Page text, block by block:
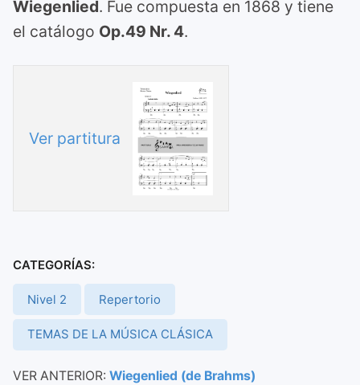
Wiegenlied. Fue compuesta en 1868 y tiene
el catálogo Op.49 Nr. 4.
Ver partitura
CATEGORÍAS:
Nivel 2 Repertorio
TEMAS DE LA MÚSICA CLÁSICA
VER ANTERIOR: Wiegenlied (de Brahms)